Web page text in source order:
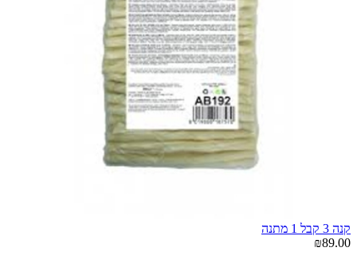
קנה 3 קבל 1 מתנה
₪89.00